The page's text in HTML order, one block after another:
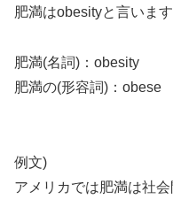
肥満はobesityと言います
肥満(名詞)：obesity
肥満の(形容詞)：obese
例文)
アメリカでは肥満は社会